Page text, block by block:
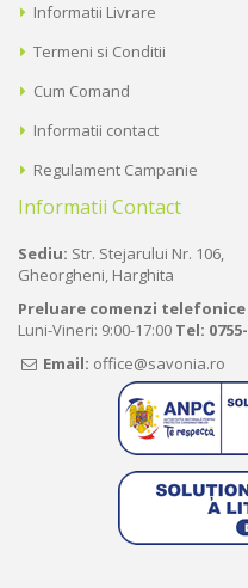
Informatii Livrare
Termeni si Conditii
Cum Comand
Informatii contact
Regulament Campanie
Informatii Contact
Sediu: Str. Stejarului Nr. 106,
Gheorgheni, Harghita
Preluare comenzi telefonice
Luni-Vineri: 9:00-17:00 Tel:
Email: office@savonia.ro